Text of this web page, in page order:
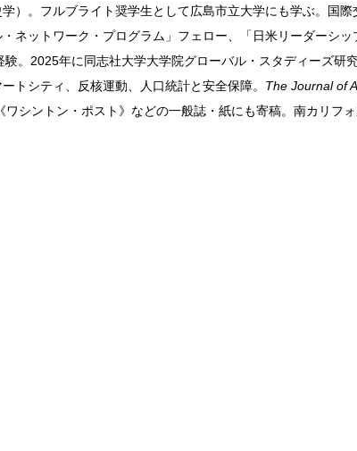
）。フルブライト奨学生として広島市立大学にも学ぶ。国際
ネットワーク・プログラム」フェロー、「日米リーダーシッ
。2025年に同志社大学大学院グローバル・スタディーズ研
トシティ、反核運動、人口統計と安全保障。 The Journal of
ワシントン・ポスト》などの一般誌・紙にも寄稿。南カリフ